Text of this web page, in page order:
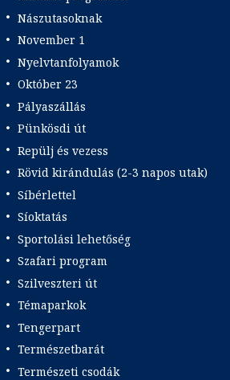
Nászutasoknak
November 1
Nyelvtanfolyamok
Október 23
Pályaszállás
Pünkösdi út
Repülj és vezess
Rövid kirándulás (2-3 napos utak)
Síbérlettel
Síoktatás
Sportolási lehetőség
Szafari program
Szilveszteri út
Témaparkok
Tengerpart
Természetbarát
Természeti csodák